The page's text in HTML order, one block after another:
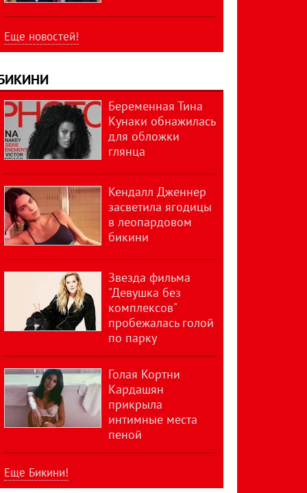
Еще новостей!
Беременная Тина
Кунаки обнажилась
для обложки
глянца
Кендалл Дженнер
засветила ягодицы
в леопардовом
бикини
Звезда фильма
"Девушка без
комплексов"
пробежалась голой
по парку
Голая Кортни
Кардашян
прикрыла
интимные места
пеной
Еще Бикини!